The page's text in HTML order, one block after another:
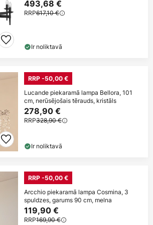
493,68 €
RRP617,10 €
Ir noliktavā
RRP -50,00 €
Lucande piekaramā lampa Bellora, 101
cm, nerūsējošais tērauds, kristāls
278,90 €
RRP328,90 €
Ir noliktavā
RRP -50,00 €
Arcchio piekaramā lampa Cosmina, 3
spuldzes, garums 90 cm, melna
119,90 €
RRP169,90 €